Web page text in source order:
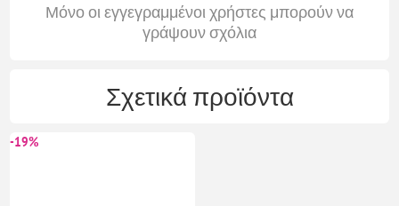
Μόνο οι εγγεγραμμένοι χρήστες μπορούν να
γράψουν σχόλια
Σχετικά προϊόντα
-19%